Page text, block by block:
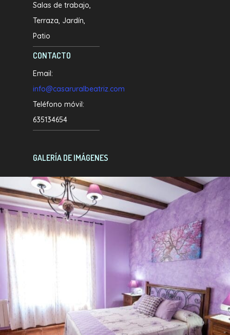
Salas de trabajo
Terraza Jardín
Patio
CONTACTO
Email:
info@casaruralbeatriz.com
Teléfono móvil:
635134654
GALERÍA DE IMÁGENES